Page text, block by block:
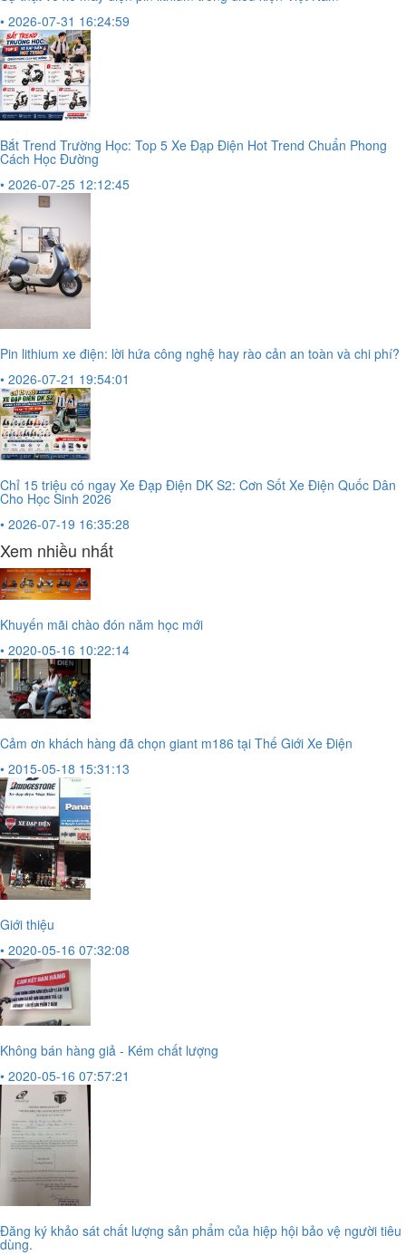
• 2026-07-31 16:24:59
Bắt Trend Trường Học: Top 5 Xe Đạp Điện Hot Trend Chuẩn Phong
Cách Học Đường
• 2026-07-25 12:12:45
Pin lithium xe điện: lời hứa công nghệ hay rào cản an toàn và chi phí?
• 2026-07-21 19:54:01
Chỉ 15 triệu có ngay Xe Đạp Điện DK S2: Cơn Sốt Xe Điện Quốc Dân
Cho Học Sinh 2026
• 2026-07-19 16:35:28
Xem nhiều nhất
Khuyến mãi chào đón năm học mới
• 2020-05-16 10:22:14
Cảm ơn khách hàng đã chọn giant m186 tại Thế Giới Xe Điện
• 2015-05-18 15:31:13
Giới thiệu
• 2020-05-16 07:32:08
Không bán hàng giả - Kém chất lượng
• 2020-05-16 07:57:21
Đăng ký khảo sát chất lượng sản phẩm của hiệp hội bảo vệ người tiêu
dùng.